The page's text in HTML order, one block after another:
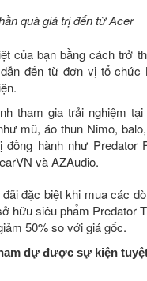
quà giá trị đến từ Acer
của bạn bằng cách trở
đến từ đơn vị tổ
tham gia trải nghiệm
mũ, áo thun Nimo,
hành như Predator
và AZAudio.
đặc biệt khi mua các
hữu siêu phẩm Predator
50% so với giá gốc.
dự được sự kiện